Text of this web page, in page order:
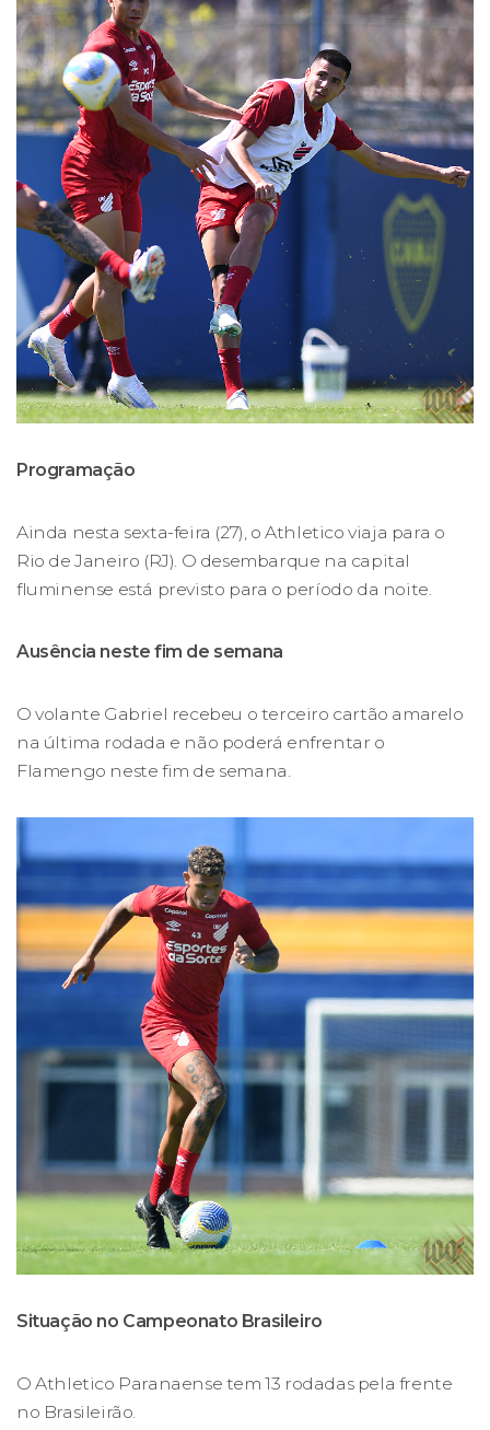
Programação
Ainda nesta sexta-feira (27), o Athletico viaja para o
Rio de Janeiro (RJ). O desembarque na capital
fluminense está previsto para o período da noite.
Ausência neste fim de semana
O volante Gabriel recebeu o terceiro cartão amarelo
na última rodada e não poderá enfrentar o
Flamengo neste fim de semana.
Situação no Campeonato Brasileiro
O Athletico Paranaense tem 13 rodadas pela frente
no Brasileirão.